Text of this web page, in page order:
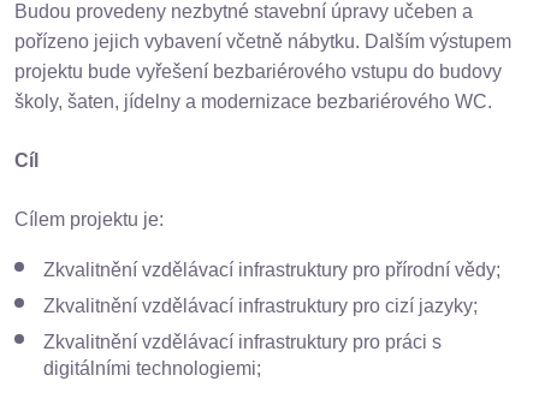
Budou provedeny nezbytné stavební úpravy učeben a
pořízeno jejich vybavení včetně nábytku. Dalším výstupem
projektu bude vyřešení bezbariérového vstupu do budovy
školy, šaten, jídelny a modernizace bezbariérového WC.
Cíl
Cílem projektu je:
Zkvalitnění vzdělávací infrastruktury pro přírodní vědy;
Zkvalitnění vzdělávací infrastruktury pro cizí jazyky;
Zkvalitnění vzdělávací infrastruktury pro práci s
digitálními technologiemi;